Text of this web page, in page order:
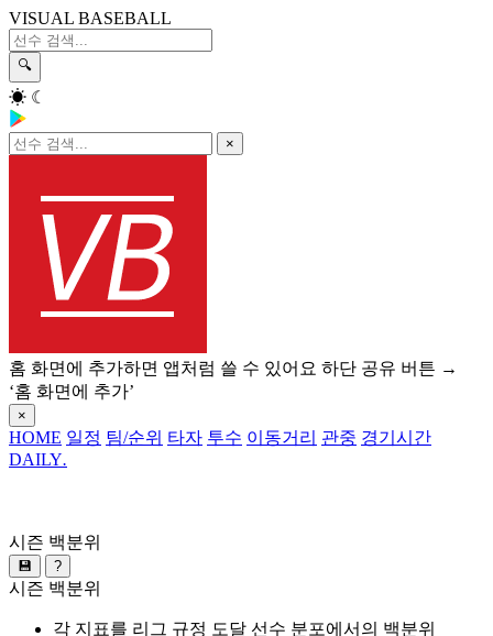
VISUAL BASEBALL
🔍
☀ ☾
×
홈 화면에 추가하면 앱처럼 쓸 수 있어요 하단 공유 버튼 →
‘홈 화면에 추가’
×
HOME 일정 팀/순위 타자 투수 이동거리 관중 경기시간
DAILY.
시즌 백분위
💾 ?
시즌 백분위
각 지표를 리그 규정 도달 선수 분포에서의 백분위